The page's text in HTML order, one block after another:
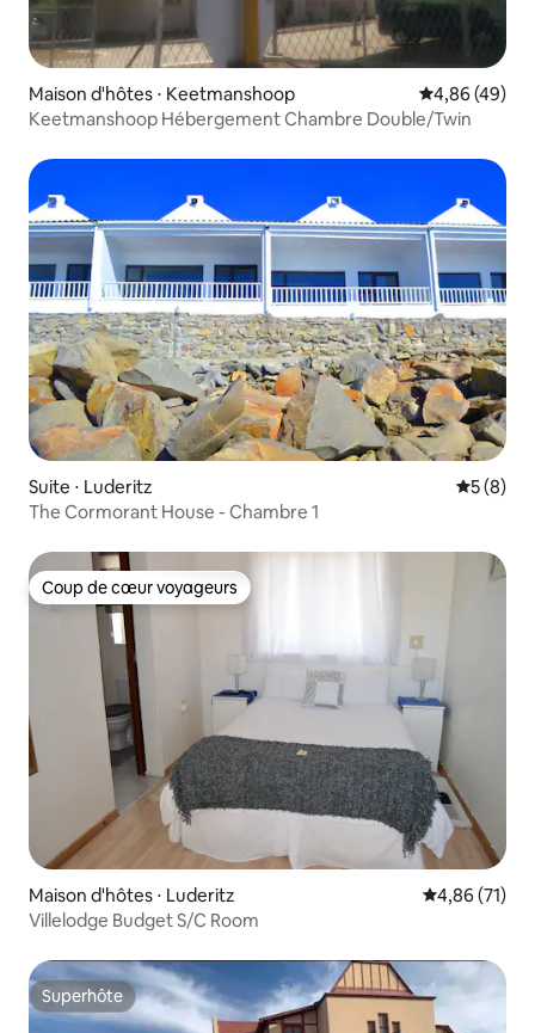
Maison d'hôtes ⋅ Keetmanshoop Évaluation
4,86 (49)
Keetmanshoop Hébergement Chambre Double/Twin
Suite ⋅ Luderitz
5 (8)
The Cormorant House - Chambre 1
Coup de cœur voyageurs
Coup de cœur voyageurs
Maison d'hôtes ⋅ Luderitz Évaluation
4,86 (71)
Villelodge Budget S/C Room
Superhôte
Superhôte